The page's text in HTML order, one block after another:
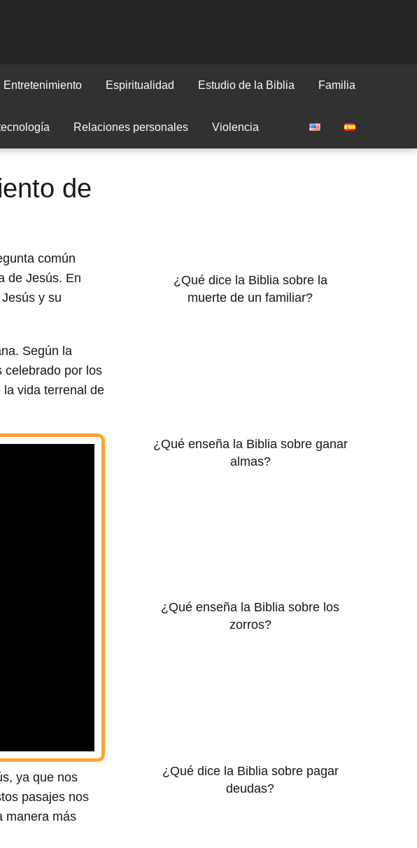
Entretenimiento Espiritualidad Estudio de la Biblia Familia
Relaciones personales Violencia
de
común
de Jesús. En
y su
Según la
celebrado por los
vida terrenal de
ya que nos
pasajes nos
manera más
¿Qué dice la Biblia sobre la
muerte de un familiar?
¿Qué enseña la Biblia sobre ganar
almas?
¿Qué enseña la Biblia sobre los
zorros?
¿Qué dice la Biblia sobre pagar
deudas?